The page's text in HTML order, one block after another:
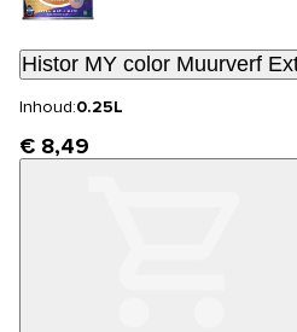
Histor MY color Muurverf
Inhoud:0.25L
€ 8,49